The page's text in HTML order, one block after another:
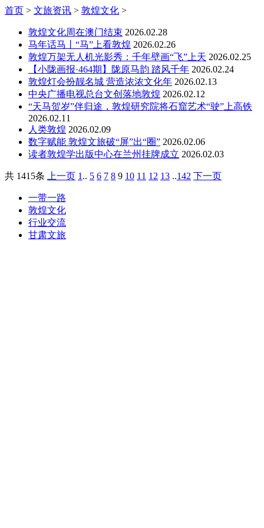
首页 > 文旅资讯 > 敦煌文化 >
敦煌文化周在澳门结束 2026.02.28
马年话马丨“马”上看敦煌 2026.02.26
敦煌万架无人机光影秀：千年壁画“飞”上天 2026.02.25
【小陇画报·464期】陇原马韵 踏风千年 2026.02.24
敦煌灯会扮靓名城 营造浓浓文化年 2026.02.13
中央广播电视总台文创落地敦煌 2026.02.12
“天马贺岁”伴归途，敦煌研究院将石窟艺术“驶”上高铁
2026.02.11
人类敦煌 2026.02.09
数字赋能 敦煌文旅破“屏”出“圈” 2026.02.06
读者敦煌学出版中心在兰州挂牌成立 2026.02.03
共 1415条 上一页 1 .. 5 6 7 8 9 10 11 12 13 ..142 下一页
一带一路
敦煌文化
行业交流
甘肃文旅